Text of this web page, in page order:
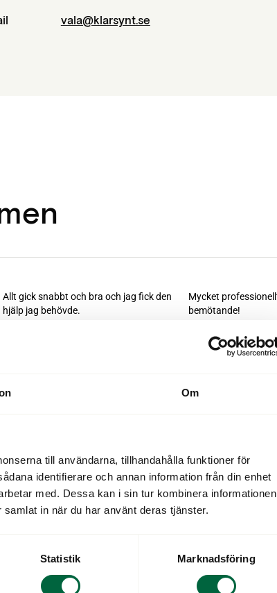
Om
till användarna, tillhandahålla funktioner för
identifierare och annan information från din enhet
med. Dessa kan i sin tur kombinera informationen
in när du har använt deras tjänster.
Statistik Marknadsföring
vala@klarsynt.se